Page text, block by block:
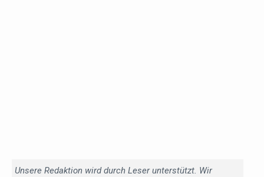
Unsere Redaktion wird durch Leser unterstützt. Wir